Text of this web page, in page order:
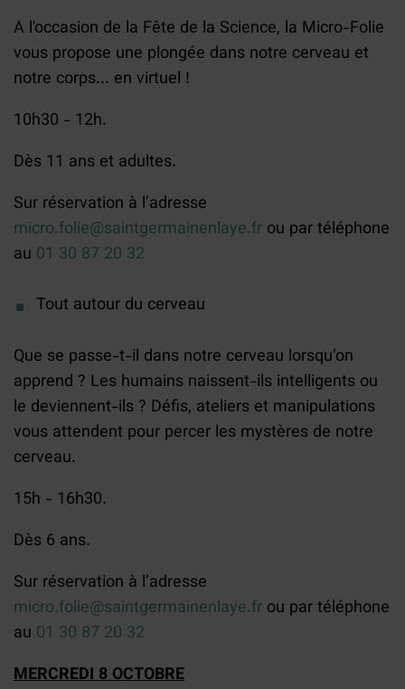
A l'occasion de la Fête de la Science, la Micro-Folie
vous propose une plongée dans notre cerveau et
notre corps... en virtuel !
10h30 - 12h.
Dès 11 ans et adultes.
Sur réservation à l’adresse
micro.folie@saintgermainenlaye.fr ou par téléphone
au 01 30 87 20 32
Tout autour du cerveau
Que se passe-t-il dans notre cerveau lorsqu’on
apprend ? Les humains naissent-ils intelligents ou
le deviennent-ils ? Défis, ateliers et manipulations
vous attendent pour percer les mystères de notre
cerveau.
15h - 16h30.
Dès 6 ans.
Sur réservation à l’adresse
micro.folie@saintgermainenlaye.fr ou par téléphone
au 01 30 87 20 32
MERCREDI 8 OCTOBRE